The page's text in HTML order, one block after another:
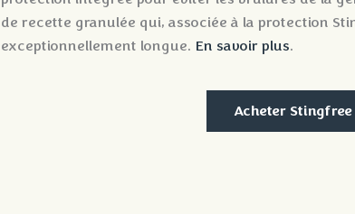
de recette granulée qui, associée à la protection
exceptionnellement longue. En savoir plus.
Acheter